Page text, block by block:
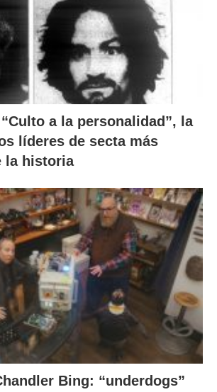
a la personalidad”, la
líderes de secta más
la historia
Bing: “underdogs”